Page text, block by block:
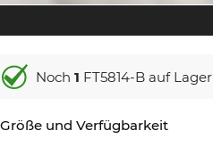
Noch1 FT5814-B auf Lager
Größe und Verfügbarkeit